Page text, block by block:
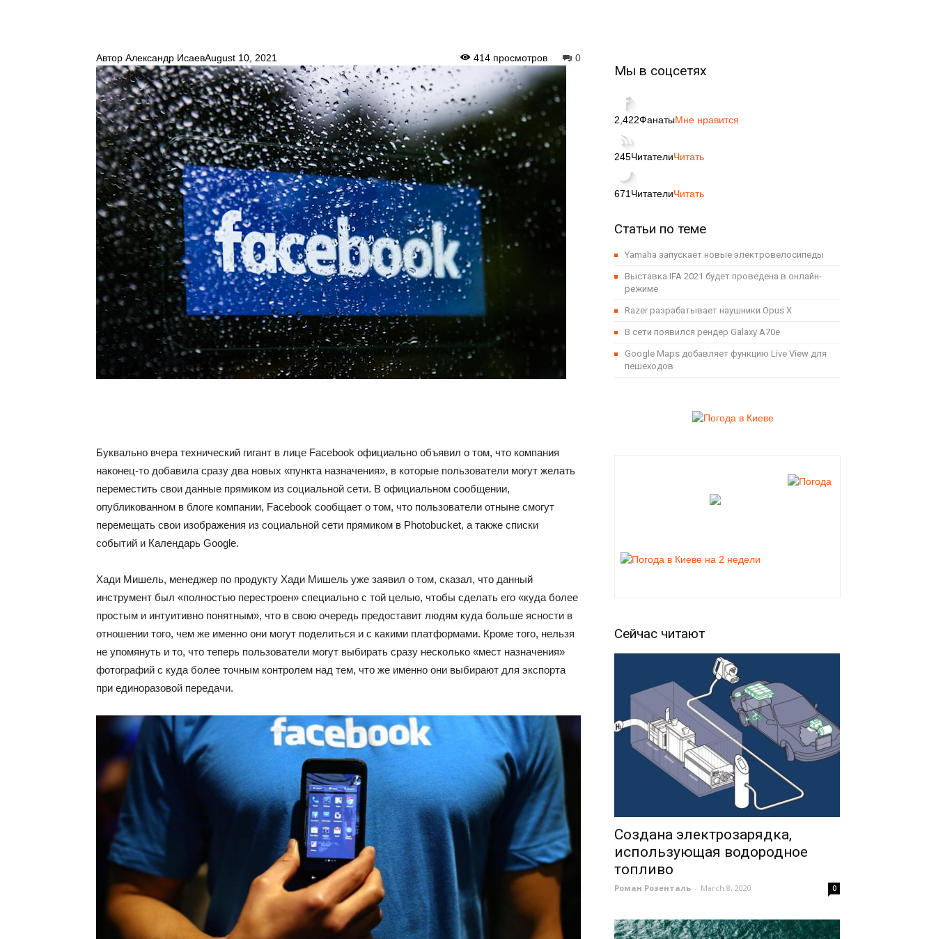
Автор Александр ИсаевAugust 10, 2021 0
414 просмотров
Буквально вчера технический гигант в лице Facebook официально объявил о том, что компания
наконец-то добавила сразу два новых «пункта назначения», в которые пользователи могут желать
переместить свои данные прямиком из социальной сети. В официальном сообщении,
опубликованном в блоге компании, Facebook сообщает о том, что пользователи отныне смогут
перемещать свои изображения из социальной сети прямиком в Photobucket, а также списки
событий и Календарь Google.
Хади Мишель, менеджер по продукту Хади Мишель уже заявил о том, сказал, что данный
инструмент был «полностью перестроен» специально с той целью, чтобы сделать его «куда более
простым и интуитивно понятным», что в свою очередь предоставит людям куда больше ясности в
отношении того, чем же именно они могут поделиться и с какими платформами. Кроме того, нельзя
не упомянуть и то, что теперь пользователи могут выбирать сразу несколько «мест назначения»
фотографий с куда более точным контролем над тем, что же именно они выбирают для экспорта
при единоразовой передачи.
Мы в соцсетях
2,422ФанатыМне нравится
245ЧитателиЧитать
671 ЧитателиЧитать
Статьи по теме
Yamaha запускает новые электровелосипеды
Выставка IFA 2021 будет проведена в онлайн-
режиме
Razer разрабатывает наушники Opus X
В сети появился рендер Galaxy A70e
Google Maps добавляет функцию Live View для
пешеходов
Сейчас читают
Создана электрозарядка,
использующая водородное
топливо
Роман Розенталь - March 8, 2020 0